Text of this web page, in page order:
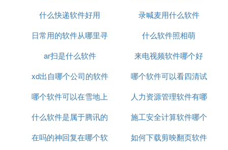
什么快递软件好用
录喊麦用什么软件
日常用的软件从哪里寻
找
什么软件照相萌
ar扫是什么软件
来电视频软件哪个好
xd出自哪个公司的软件
哪个软件可以看四清试
卷
哪个软件可以在雪地上
写名字
人力资源管理软件有哪
些
什么软件是属于腾讯的
施工安全计算软件哪个
好
在吗的神回复在哪个软
如何下载剪映翻页软件